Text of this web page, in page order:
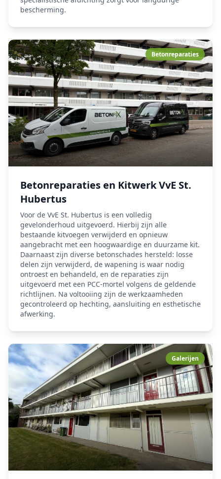
bescherming.
Betonreparaties
Betonreparaties en Kitwerk VvE St.
Hubertus
Voor de VvE St. Hubertus is een volledig
gevelonderhoud uitgevoerd. Hierbij zijn alle
bestaande kitvoegen verwijderd en opnieuw
aangebracht met een hoogwaardige en duurzame kit.
Daarnaast zijn diverse betonschades hersteld: losse
delen zijn verwijderd, de wapening is waar nodig
ontroest en behandeld, en de reparaties zijn
uitgevoerd met een PCC-mortel volgens de geldende
richtlijnen. Na voltooiing zijn de werkzaamheden
gecontroleerd op hechting, aansluiting en esthetische
afwerking.
Galerijen